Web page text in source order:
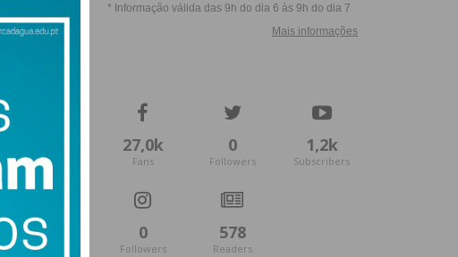
27,0k
Fans
0
Followers
1,2k
Subscribers
0
Followers
578
Readers